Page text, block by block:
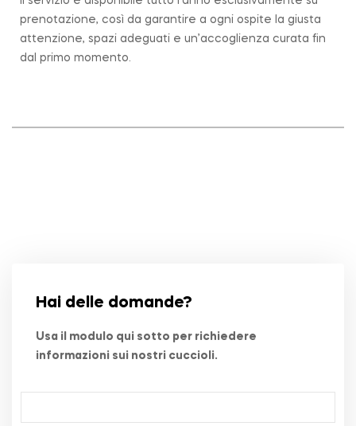
prenotazione, così da garantire a ogni ospite la giusta
attenzione, spazi adeguati e un’accoglienza curata fin
dal primo momento.
Hai delle domande?
Usa il modulo qui sotto per richiedere
informazioni sui nostri cuccioli.